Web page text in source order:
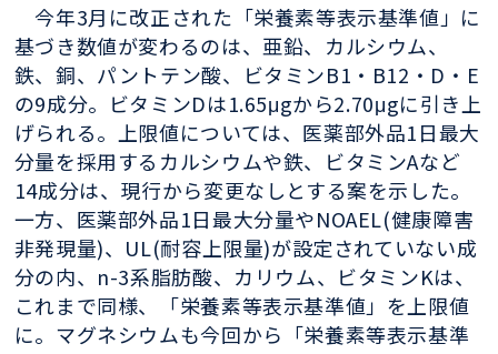
今年3月に改正された「栄養素等表示基準値」に
基づき数値が変わるのは、亜鉛、カルシウム、
鉄、銅、パントテン酸、ビタミンB1・B12・D・E
の9成分。ビタミンDは1.65μgから2.70μgに引き上
げられる。上限値については、医薬部外品1日最大
分量を採用するカルシウムや鉄、ビタミンAなど
14成分は、現行から変更なしとする案を示した。
一方、医薬部外品1日最大分量やNOAEL(健康障害
非発現量)、UL(耐容上限量)が設定されていない成
分の内、n-3系脂肪酸、カリウム、ビタミンKは、
これまで同様、「栄養素等表示基準値」を上限値
に。マグネシウムも今回から「栄養素等表示基準